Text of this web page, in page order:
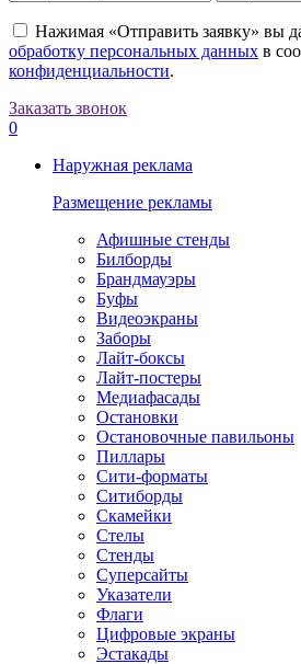
Нажимая «Отправить заявку» вы
обработку персональных данных в
конфиденциальности.
Заказать звонок
0
Наружная реклама
Размещение рекламы
Афишные стенды
Билборды
Брандмауэры
Буфы
Видеоэкраны
Заборы
Лайт-боксы
Лайт-постеры
Медиафасады
Остановки
Остановочные павильоны
Пиллары
Сити-форматы
Ситиборды
Скамейки
Стелы
Стенды
Суперсайты
Указатели
Флаги
Цифровые экраны
Эстакады